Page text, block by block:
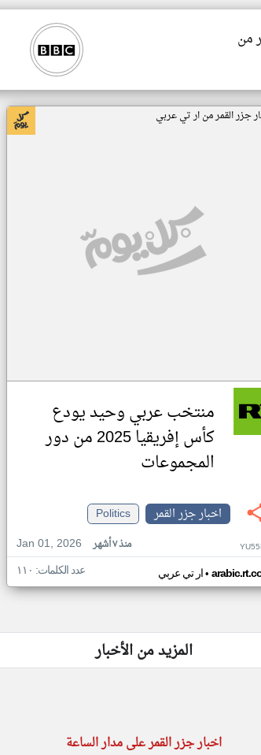
من
جزر القمر من ار تي عربي
منتخب عربي وحيد يودع
كأس إفريقيا 2025 من دور
المجموعات
اخبار جزر القمر
Politics
Jan 01, 2026
منذ ٧ أشهر
ار تي عربي• عدد الكلمات: ١١٠
المزيد من الأخبار
اخبار جزر القمر على مدار الساعة